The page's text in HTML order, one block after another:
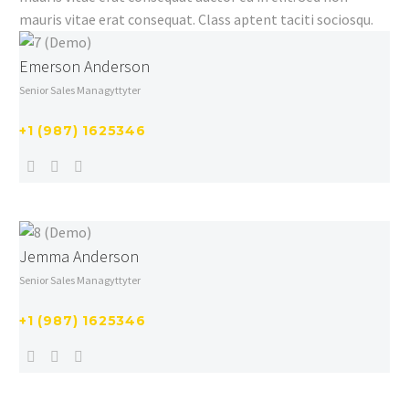
mauris vitae erat consequat. Class aptent taciti sociosqu.
Emerson Anderson
Senior Sales Managyttyter
+1 (987) 1625346
Jemma Anderson
Senior Sales Managyttyter
+1 (987) 1625346